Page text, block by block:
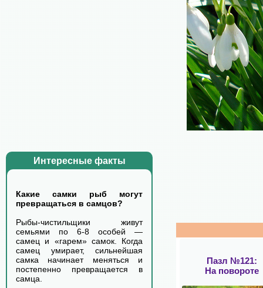
Интересные факты
Какие самки рыб могут
превращаться в самцов?
Рыбы-чистильщики живут
семьями по 6-8 особей —
самец и «гарем» самок. Когда
самец умирает, сильнейшая
самка начинает меняться и
постепенно превращается в
самца.
Пазл №121:
На повороте